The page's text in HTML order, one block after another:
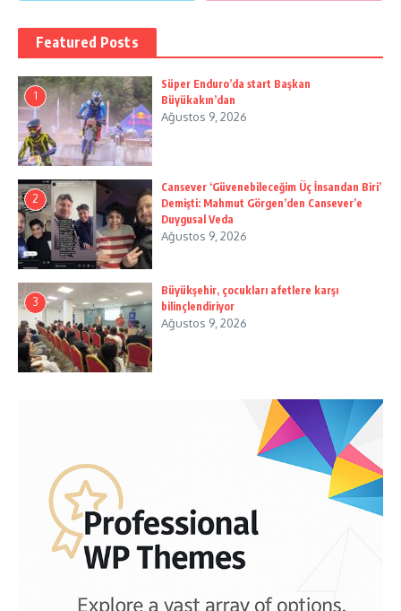
Featured Posts
1
Süper Enduro’da start Başkan
Büyükakın’dan
Ağustos 9, 2026
2
Cansever ‘Güvenebileceğim Üç İnsandan Biri’
Demişti: Mahmut Görgen’den Cansever’e
Duygusal Veda
Ağustos 9, 2026
3
Büyükşehir, çocukları afetlere karşı
bilinçlendiriyor
Ağustos 9, 2026